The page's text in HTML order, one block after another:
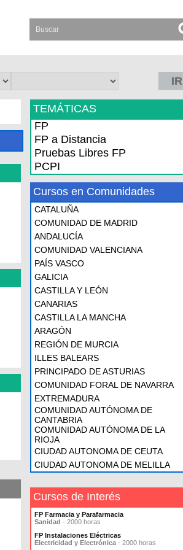
IR
TEMÁTICAS
FP
FP a Distancia
Pruebas Libres FP
PCPI
Cursos en Comunidades
CATALUÑA
COMUNIDAD DE MADRID
ANDALUCÍA
COMUNIDAD VALENCIANA
PAÍS VASCO
GALICIA
CASTILLA Y LEÓN
CANARIAS
CASTILLA LA MANCHA
ARAGÓN
REGIÓN DE MURCIA
ILLES BALEARS
PRINCIPADO DE ASTURIAS
COMUNIDAD FORAL DE NAVARRA
EXTREMADURA
COMUNIDAD AUTÓNOMA DE
CANTABRIA
COMUNIDAD AUTÓNOMA DE LA
RIOJA
CIUDAD AUTONOMA DE CEUTA
CIUDAD AUTONOMA DE MELILLA
Cursos de Interés
FP Farmacia y Parafarmacia
Sanidad - 2000 horas
FP Instalaciones Eléctricas
Electricidad y Electrónica - 2000 horas